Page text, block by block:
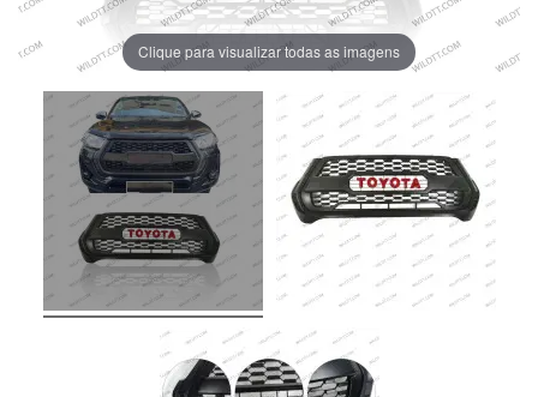
Clique para visualizar todas as imagens